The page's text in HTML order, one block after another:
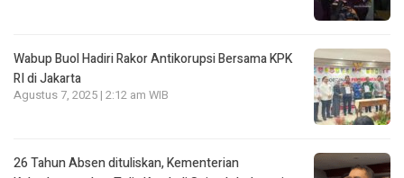
Wabup Buol Hadiri Rakor Antikorupsi Bersama KPK
RI di Jakarta
Agustus 7, 2025 | 2:12 am WIB
26 Tahun Absen dituliskan, Kementerian